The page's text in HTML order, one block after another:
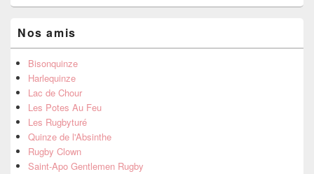
Nos amis
Bisonquinze
Harlequinze
Lac de Chour
Les Potes Au Feu
Les Rugbyturé
Quinze de l'Absinthe
Rugby Clown
Saint-Apo Gentlemen Rugby